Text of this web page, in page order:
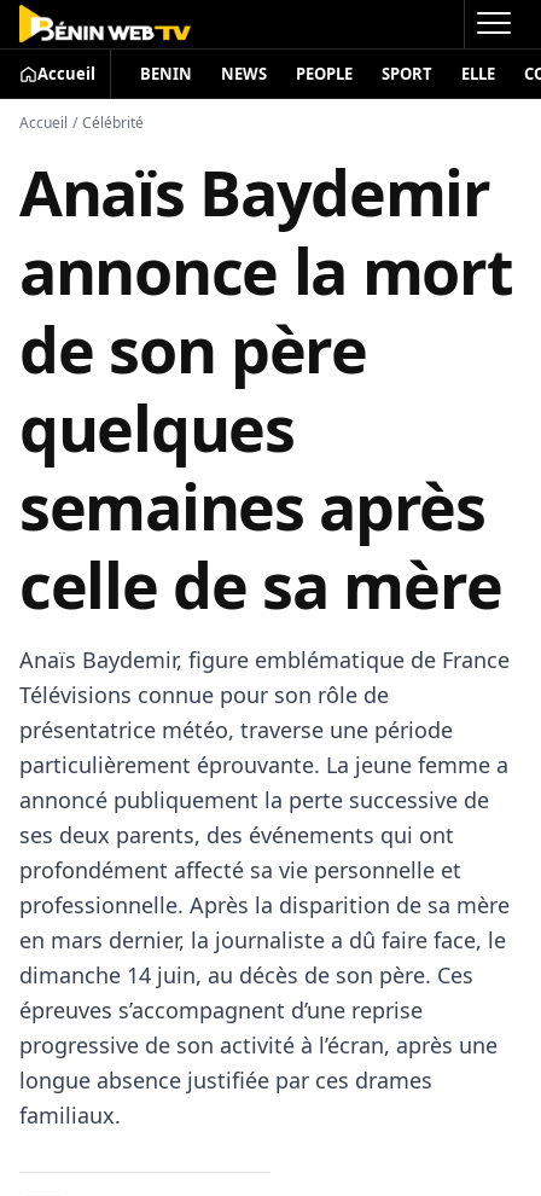
Accueil BENIN NEWS PEOPLE SPORT ELLE
Accueil / Célébrité
Anaïs Baydemir
annonce la mort
de son père
quelques
semaines après
celle de sa mère
Anaïs Baydemir, figure emblématique de France
Télévisions connue pour son rôle de
présentatrice météo, traverse une période
particulièrement éprouvante. La jeune femme a
annoncé publiquement la perte successive de
ses deux parents, des événements qui ont
profondément affecté sa vie personnelle et
professionnelle. Après la disparition de sa mère
en mars dernier, la journaliste a dû faire face, le
dimanche 14 juin, au décès de son père. Ces
épreuves s’accompagnent d’une reprise
progressive de son activité à l’écran, après une
longue absence justifiée par ces drames
familiaux.